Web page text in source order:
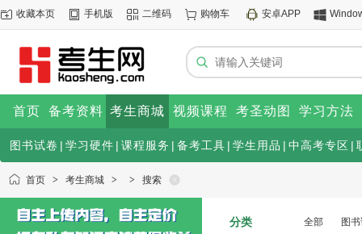
收藏本页 手机版 二维码 购物车 安卓APP
首页 备考资料 考生商城 视频课程 考圣动图 学习方法
图书试卷 | 学习硬件 | 课程服务 | 备考工具 | 学生用品 | 中高考专区 |
首页 > 考生商城 > > 搜索
分类 全部 图